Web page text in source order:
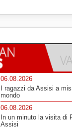
06.08.2026
I ragazzi da Assisi a
mondo
06.08.2026
In un minuto la visita di
Assisi